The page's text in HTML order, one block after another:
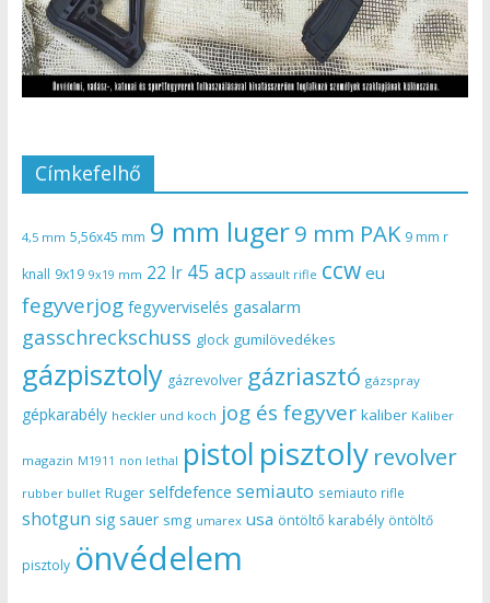
Címkefelhő
4,5 mm 5,56x45 mm 9 mm luger9 mm PAK 9 mm r
knall 9x19 9x19 mm 22 lr 45 acp assault rifle ccw eu
fegyverjog fegyverviselés gasalarm
gasschreckschuss glock gumilövedékes
gázpisztoly gázrevolver gázriasztó gázspray
gépkarabély heckler und koch jog és fegyver kaliber Kaliber
magazin M1911 non lethal pistol pisztoly revolver
rubber bullet Ruger selfdefence semiauto semiauto rifle
shotgun sig sauer smg umarex usa öntöltő karabély öntöltő
pisztoly önvédelem